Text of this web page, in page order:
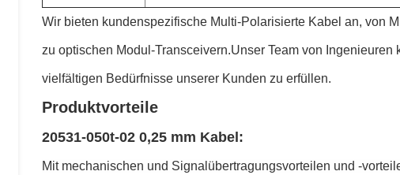
Wir bieten kundenspezifische Multi-Polarisierte Kabel an, von
zu optischen Modul-Transceivern.Unser Team von
vielfältigen Bedürfnisse unserer Kunden zu erfüllen.
Produktvorteile
20531-050t-02 0,25 mm Kabel:
Mit mechanischen und Signalübertragungsvorteilen und -